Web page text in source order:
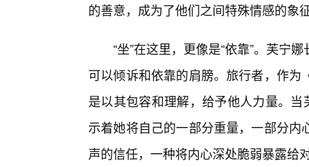
的善意，成为了他们之间特殊情感的象
“坐”在这里，更像是“依靠”。芙宁
可以倾诉和依靠的肩膀。旅行者，作
是以其包容和理解，给予他人力量。
示着她将自己的一部分重量，一部分
声的信任，一种将内心深处脆弱暴露给